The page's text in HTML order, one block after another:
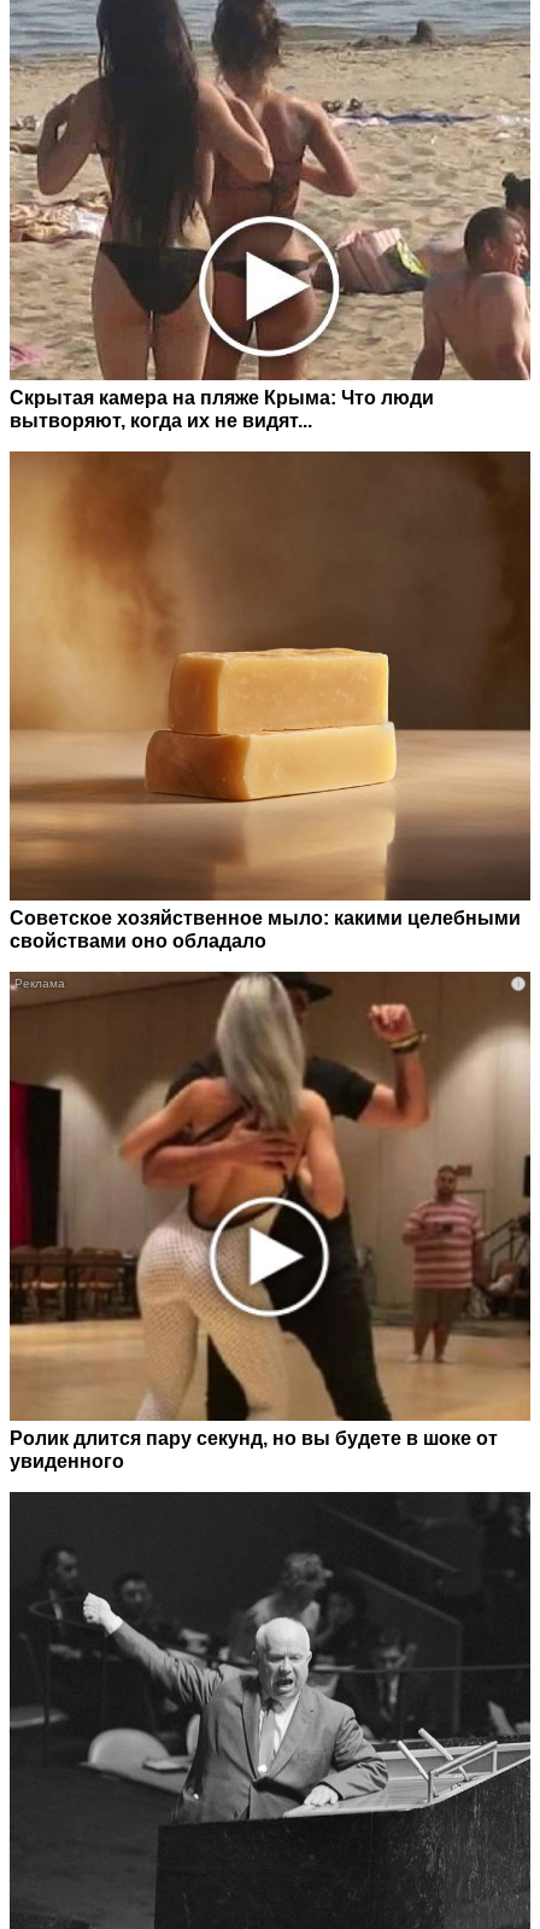
Скрытая камера на пляже Крыма: Что люди
вытворяют, когда их не видят...
Советское хозяйственное мыло: какими целебными
свойствами оно обладало
i
Ролик длится пару секунд, но вы будете в шоке от
увиденного